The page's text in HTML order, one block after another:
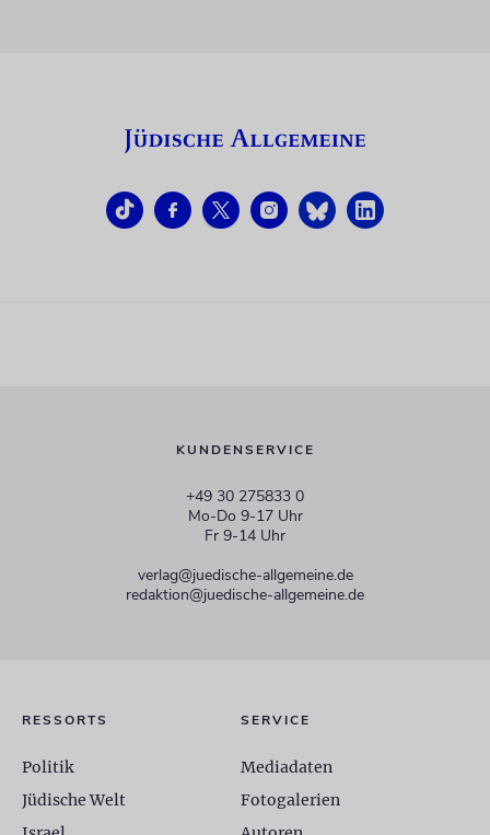
KUNDENSERVICE
+49 30 275833 0
Mo-Do 9-17 Uhr
Fr 9-14 Uhr
verlag@juedische-allgemeine.de
redaktion@juedische-allgemeine.de
RESSORTS
Politik
Jüdische Welt
SERVICE
Mediadaten
Fotogalerien